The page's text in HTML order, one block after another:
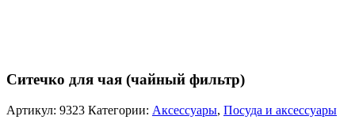
Ситечко для чая (чайный фильтр)
Артикул: 9323 Категории: Аксессуары, Посуда и аксессуары